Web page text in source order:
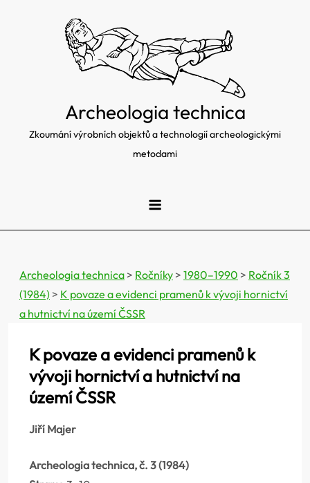
Archeologia technica
Zkoumání výrobních objektů a technologií archeologickými
metodami
Archeologia technica > Ročníky > 1980–1990 > Ročník 3
(1984) > K povaze a evidenci pramenů k vývoji hornictví
a hutnictví na území ČSSR
K povaze a evidenci pramenů k
vývoji hornictví a hutnictví na
území ČSSR
Jiří Majer
Archeologia technica, č. 3 (1984)